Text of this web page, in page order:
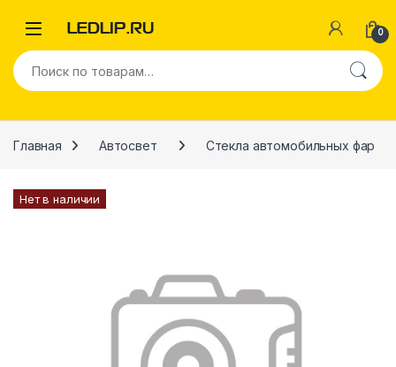
0
Искать:
Главная Автосвет Стекла автомобильных фар
Нет в наличии